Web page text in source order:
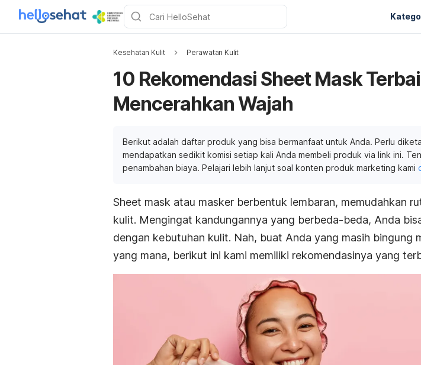
Kesehatan Kulit Perawatan Kulit
10 Rekomendasi Sheet Mask
Mencerahkan Wajah
Berikut adalah daftar produk yang bisa bermanfaat untuk Anda. Perlu
mendapatkan sedikit komisi setiap kali Anda membeli produk via link ini.
penambahan biaya. Pelajari lebih lanjut soal konten produk marketing kami
Sheet mask atau masker berbentuk lembaran, memudahkan
kulit. Mengingat kandungannya yang berbeda-beda, Anda
dengan kebutuhan kulit. Nah, buat Anda yang masih bingung
yang mana, berikut ini kami memiliki rekomendasinya yang